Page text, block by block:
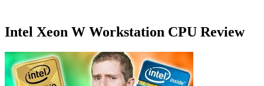
Intel Xeon W Workstation CPU Review